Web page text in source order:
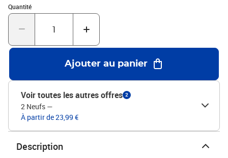
de charge maximale : 10 kgSystème de montage
invisibleL'assemblage est requis
Quantité
Quantité : 1
Ajouter au panier
Voir toutes les autres offres 2
2 Neufs —
À partir de 23,99 €
Description